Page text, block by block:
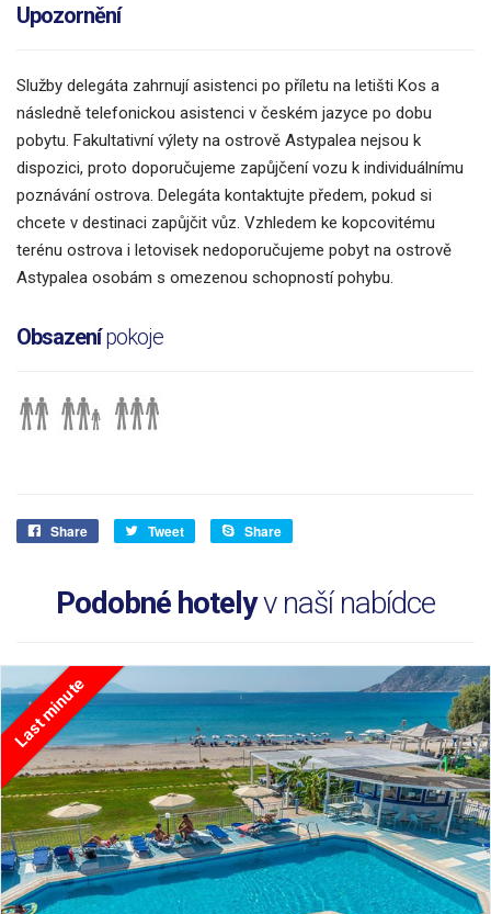
Upozornění
Služby delegáta zahrnují asistenci po příletu na letišti Kos a
následně telefonickou asistenci v českém jazyce po dobu
pobytu. Fakultativní výlety na ostrově Astypalea nejsou k
dispozici, proto doporučujeme zapůjčení vozu k individuálnímu
poznávání ostrova. Delegáta kontaktujte předem, pokud si
chcete v destinaci zapůjčit vůz. Vzhledem ke kopcovitému
terénu ostrova i letovisek nedoporučujeme pobyt na ostrově
Astypalea osobám s omezenou schopností pohybu.
Obsazenípokoje
Share Tweet Share
Podobné hotelyv naší nabídce
Last minute